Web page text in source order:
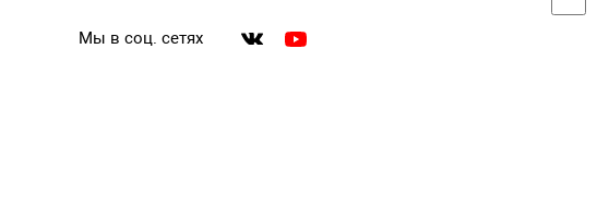
Мы в соц. сетях